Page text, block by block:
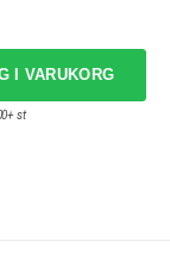
I VARUKORG
st